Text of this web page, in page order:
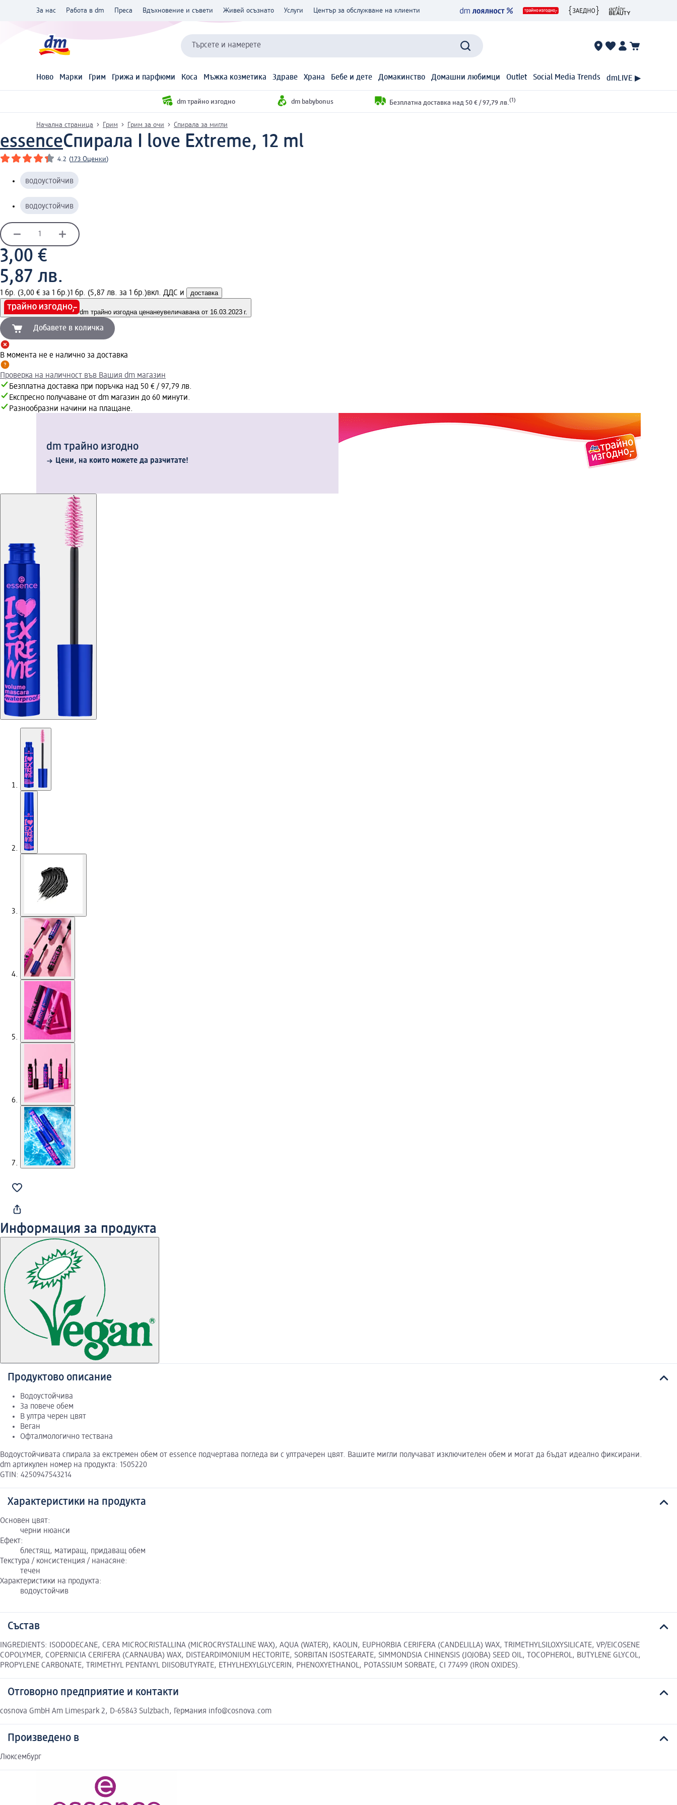
За нас Работа в dm Преса Вдъхновение и съвети Живей осъзнато Услуги Център за обслужване на клиенти
Търсете и намерете
Ново Марки Грим Грижа и парфюми Коса Мъжка козметика Здраве Храна Бебе и дете Домакинство Домашни любимци Outlet Social Media Trends dmLIVE ▶
dm трайно изгодно dm babybonus Безплатна доставка над 50 € / 97,79 лв. (1)
Начална страница Грим Грим за очи Спирала за мигли
essenceСпирала I love Extreme, 12 ml
4.2 (173 Оценки)
водоустойчив
водоустойчив
3,00 €
5,87 лв.
1 бр. (3,00 € за 1 бр.)1 бр. (5,87 лв. за 1 бр.)вкл. ДДС и доставка
dm трайно изгодна ценанеувеличавана от 16.03.2023 г.
Добавете в количка
В момента не е налично за доставка
Проверка на наличност във Вашия dm магазин
Безплатна доставка при поръчка над 50 € / 97,79 лв.
Експресно получаване от dm магазин до 60 минути.
Разнообразни начини на плащане.
dm трайно изгодно
Цени, на които можете да разчитате!
Информация за продукта
Продуктово описание
Водоустойчива
За повече обем
В ултра черен цвят
Веган
Офталмологично тествана
Водоустойчивата спирала за екстремен обем от essence подчертава погледа ви с ултрачерен цвят. Вашите мигли получават изключителен обем и могат да бъдат идеално фиксирани.
dm артикулен номер на продукта: 1505220
GTIN: 4250947543214
Характеристики на продукта
Основен цвят:
черни нюанси
Ефект:
блестящ, матиращ, придаващ обем
Текстура / консистенция / нанасяне:
течен
Характеристики на продукта:
водоустойчив
Състав
INGREDIENTS: ISODODECANE, CERA MICROCRISTALLINA (MICROCRYSTALLINE WAX), AQUA (WATER), KAOLIN, EUPHORBIA CERIFERA (CANDELILLA) WAX, TRIMETHYLSILOXYSILICATE, VP/EICOSENE
COPOLYMER, COPERNICIA CERIFERA (CARNAUBA) WAX, DISTEARDIMONIUM HECTORITE, SORBITAN ISOSTEARATE, SIMMONDSIA CHINENSIS (JOJOBA) SEED OIL, TOCOPHEROL, BUTYLENE GLYCOL,
PROPYLENE CARBONATE, TRIMETHYL PENTANYL DIISOBUTYRATE, ETHYLHEXYLGLYCERIN, PHENOXYETHANOL, POTASSIUM SORBATE, CI 77499 (IRON OXIDES).
Отговорно предприятие и контакти
cosnova GmbH Am Limespark 2, D-65843 Sulzbach, Германия info@cosnova.com
Произведено в
Люксембург